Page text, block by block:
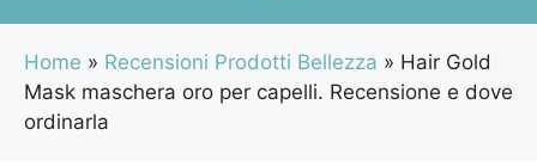
Home » Recensioni Prodotti Bellezza » Hair Gold
Mask maschera oro per capelli. Recensione e dove
ordinarla